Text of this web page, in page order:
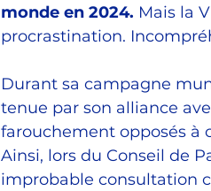
monde en 2024. Mais la
procrastination.
Durant sa campagne
tenue par son alliance
farouchement opposés à
Ainsi, lors du Conseil de
improbable consultation